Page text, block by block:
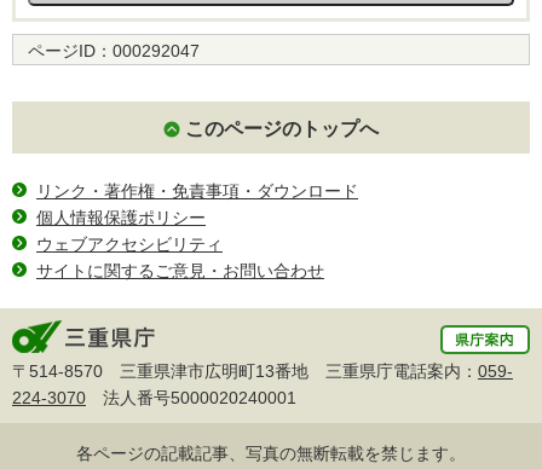
ページID： 000292047
このページのトップへ
リンク・著作権・免責事項・ダウンロード
個人情報保護ポリシー
ウェブアクセシビリティ
サイトに関するご意見・お問い合わせ
〒514-8570 三重県津市広明町13番地 三重県庁電話案内： 059-
224-3070 法人番号5000020240001
各ページの記載記事、写真の無断転載を禁じます。